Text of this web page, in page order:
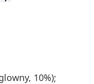
10%);